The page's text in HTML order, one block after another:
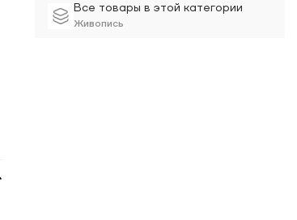
Все товары в этой категории
Живопись